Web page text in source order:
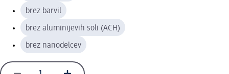
brez barvil
brez aluminijevih soli (ACH)
brez nanodelcev